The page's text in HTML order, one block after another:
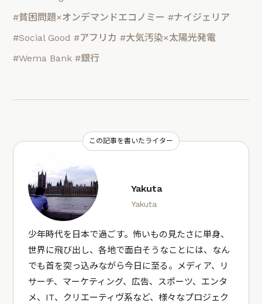
#貧困問題×オンデマンドエコノミー #ナイジェリア
#Social Good #アフリカ #大気汚染×太陽光発電
#Wema Bank #銀行
この記事を書いたライター
Yakuta
Yakuta
少年時代を日本で過ごす。怖いもの見たさに単身、
世界に飛び出し、各地で面白そうなことには、なん
でも首を突っ込みながら今日に至る。メディア、リ
サーチ、マーケティング、広告、スポーツ、エンタ
メ、IT、クリエーティヴ系など、様々なプロジェク